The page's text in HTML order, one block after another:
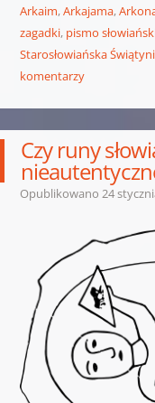
Arkaim,Arkajama,
zagadki, pismo
Starosłowiańska
komentarzy
Czy runy
Opublikowano 24